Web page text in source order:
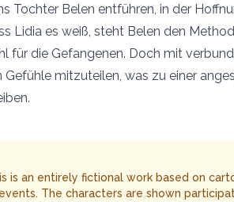
Tochter Belen entführen, in der
Lidia es weiß, steht Belen den
für die Gefangenen. Doch mit
mitzuteilen, was zu einer
is an entirely fictional work based on
The characters are shown